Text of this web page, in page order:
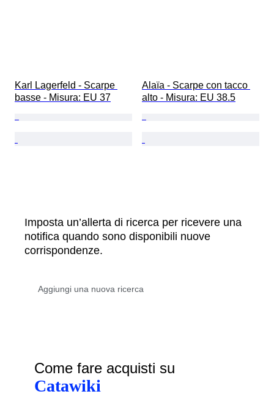
Karl Lagerfeld - Scarpe
basse - Misura: EU 37
Alaïa - Scarpe con tacco
alto - Misura: EU 38.5
Imposta un’allerta di ricerca per ricevere una
notifica quando sono disponibili nuove
corrispondenze.
Come fare acquisti su
Catawiki